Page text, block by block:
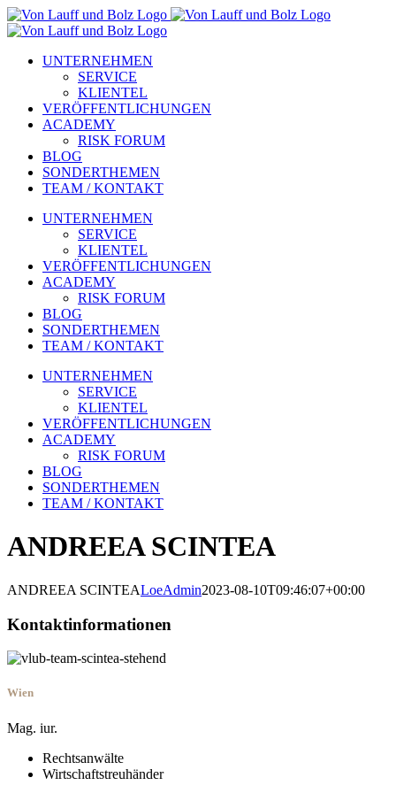
Zum
Inhalt
UNTERNEHMEN
SERVICE
KLIENTEL
VERÖFFENTLICHUNGEN
ACADEMY
RISK FORUM
BLOG
SONDERTHEMEN
TEAM / KONTAKT
UNTERNEHMEN
SERVICE
KLIENTEL
VERÖFFENTLICHUNGEN
ACADEMY
RISK FORUM
BLOG
SONDERTHEMEN
TEAM / KONTAKT
UNTERNEHMEN
SERVICE
KLIENTEL
VERÖFFENTLICHUNGEN
ACADEMY
RISK FORUM
BLOG
SONDERTHEMEN
TEAM / KONTAKT
ANDREEA SCINTEA
ANDREEA SCINTEALoeAdmin2023-08-10T09:46:07+00:00
Kontaktinformationen
Wien
Mag. iur.
Rechtsanwälte
Wirtschaftstreuhänder